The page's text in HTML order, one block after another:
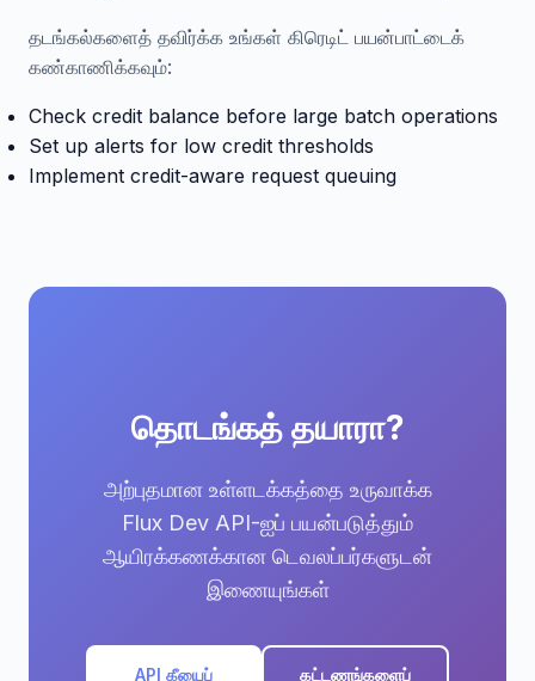
தடங்கல்களைத் தவிர்க்க உங்கள் கிரெடிட் பயன்பாட்டைக்
கண்காணிக்கவும்:
Check credit balance before large batch operations
Set up alerts for low credit thresholds
Implement credit-aware request queuing
தொடங்கத் தயாரா?
அற்புதமான உள்ளடக்கத்தை உருவாக்க
Flux Dev API-ஐப் பயன்படுத்தும்
ஆயிரக்கணக்கான டெவலப்பர்களுடன்
இணையுங்கள்
API கீயைப் கட்டணங்களைப்